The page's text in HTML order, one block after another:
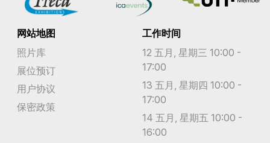
网站地图
照片库
展位预订
用户协议
保密政策
工作时间
12 五月, 星期三 10:00 -
17:00
13 五月, 星期四 10:00 -
17:00
14 五月, 星期五 10:00 -
16:00